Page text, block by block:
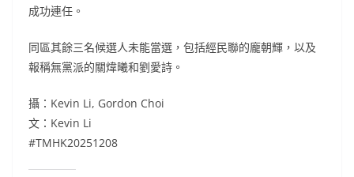
成功連任。
同區其餘三名候選人未能當選，包括經民聯的龐朝輝，以及
報稱無黨派的關煒曦和劉愛詩。
攝：Kevin Li, Gordon Choi
文：Kevin Li
#TMHK20251208